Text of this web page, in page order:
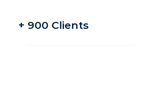
+ 900 Clients